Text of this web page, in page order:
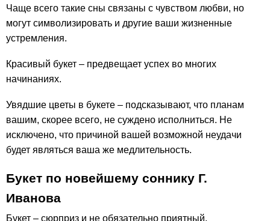
Чаще всего такие сны связаны с чувством любви, но
могут символизировать и другие ваши жизненные
устремления.
Красивый букет – предвещает успех во многих
начинаниях.
Увядшие цветы в букете – подсказывают, что планам
вашим, скорее всего, не суждено исполниться. Не
исключено, что причиной вашей возможной неудачи
будет являться ваша же медлительность.
Букет по новейшему соннику Г.
Иванова
Букет – сюрприз и не обязательно приятный.